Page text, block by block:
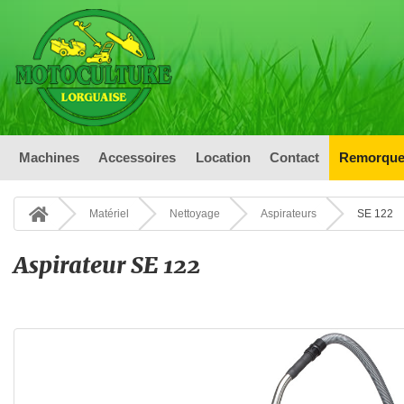
Machines Accessoires Location Contact
Matériel Nettoyage Aspirateurs SE 122
Aspirateur SE 122